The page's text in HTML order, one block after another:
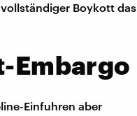
Boykott das
Embargo
Einfuhren aber